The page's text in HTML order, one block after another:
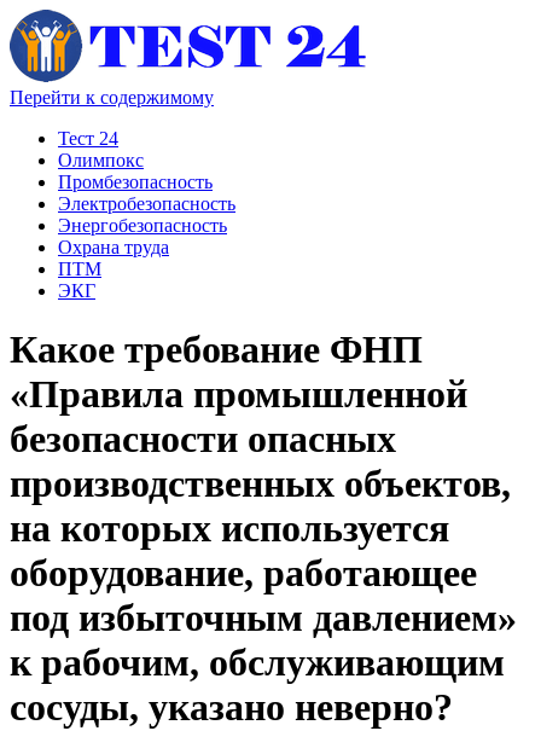
Перейти к содержимому
Тест 24
Олимпокс
Промбезопасность
Электробезопасность
Энергобезопасность
Охрана труда
ПТМ
ЭКГ
Какое требование ФНП
«Правила промышленной
безопасности опасных
производственных объектов,
на которых используется
оборудование, работающее
под избыточным давлением»
к рабочим, обслуживающим
сосуды, указано неверно?